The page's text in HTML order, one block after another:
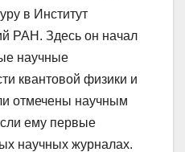
в Институт
РАН. Здесь он начал
научные
квантовой физики и
отмечены научным
ему первые
научных журналах.